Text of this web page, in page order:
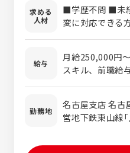
を行っていただ
通じて機械設備
の対応を行いま
求める
人材
■学歴不問 ■未
変に対応できる方 〈優遇条件〉 ・管工事
お持ちの方 ・設
工に従事したことのある方
通自動車運転免
給与
月給250,000円〜
スキル、前職給
勤務地
名古屋支店 名
営地下鉄東山線